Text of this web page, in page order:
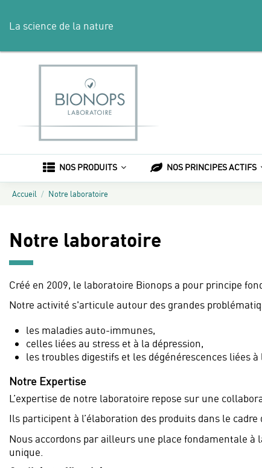
La science de la nature
NOS PRODUITS NOS PRINCIPES ACTIFS
Accueil Notre laboratoire
Notre laboratoire
Créé en 2009, le laboratoire Bionops a pour principe
Notre activité s'articule autour des grandes
les maladies auto-immunes,
celles liées au stress et à la dépression,
les troubles digestifs et les dégénérescences liées à
Notre Expertise
L’expertise de notre laboratoire repose sur une
Ils participent à l’élaboration des produits dans le
Nous accordons par ailleurs une place fondamentale
unique.